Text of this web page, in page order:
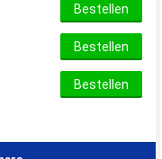
Bestellen
Bestellen
Bestellen